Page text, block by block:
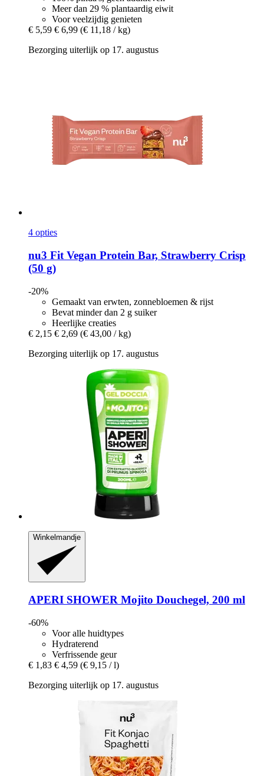
Meer dan 29 % plantaardig eiwit
Voor veelzijdig genieten
€ 5,59 € 6,99 (€ 11,18 / kg)
Bezorging uiterlijk op 17. augustus
4 opties
nu3 Fit Vegan Protein Bar, Strawberry Crisp
(50 g)
-20%
Gemaakt van erwten, zonnebloemen & rijst
Bevat minder dan 2 g suiker
Heerlijke creaties
€ 2,15 € 2,69 (€ 43,00 / kg)
Bezorging uiterlijk op 17. augustus
Winkelmandje
APERI SHOWER Mojito Douchegel, 200 ml
-60%
Voor alle huidtypes
Hydraterend
Verfrissende geur
€ 1,83 € 4,59 (€ 9,15 / l)
Bezorging uiterlijk op 17. augustus